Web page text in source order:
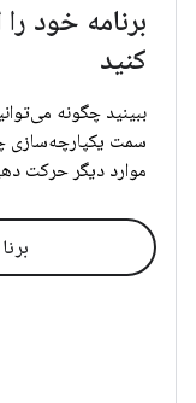
برنامه خود
کنید
ببینید چگونه
سمت یکپارچه‌سازی
موارد دیگر حرکت